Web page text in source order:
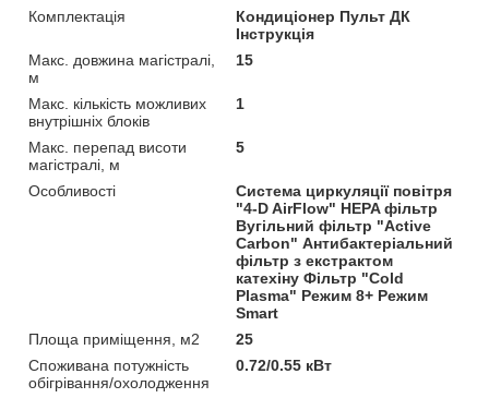
Комплектація
Кондиціонер Пульт ДК
Інструкція
Макс. довжина магістралі,
м
15
Макс. кількість можливих
внутрішніх блоків
1
Макс. перепад висоти
магістралі, м
5
Особливості
Система циркуляції повітря
"4-D AirFlow" HEPA фільтр
Вугільний фільтр "Active
Carbon" Антибактеріальний
фільтр з екстрактом
катехіну Фільтр "Cold
Plasma" Режим 8+ Режим
Smart
Площа приміщення, м2
25
Споживана потужність
обігрівання/охолодження
0.72/0.55 кВт